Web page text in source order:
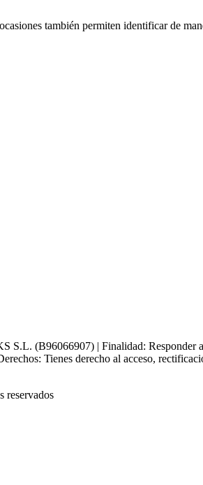
también permiten identificar de
S.L. (B96066907) | Finalidad: Responder
Tienes derecho al acceso,
reservados